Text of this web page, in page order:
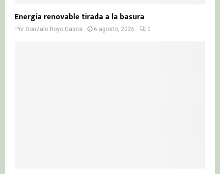
Energía renovable tirada a la basura
Por Gonzalo Royo Gasca 6 agosto, 2026 0